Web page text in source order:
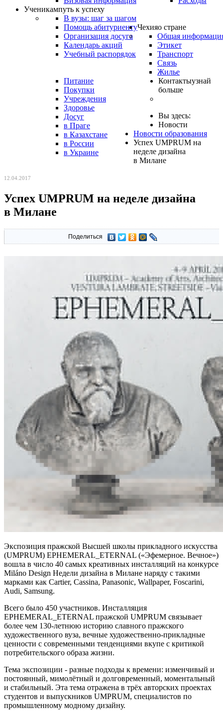
Ученикампуть к успеху
В вузы: шаг за шагом
Помощь абитуриенту
Организация досуга
Календарь акций
Учебный распорядок
Чехияо стране
Общая
Этикет
Транспорт
Связь
Жилье
Питание
Покупки
Учреждения
Здоровье
Досуг
Контактыузнай
больше
в Праге
в Казахстане
в России
в Украине
Вы здесь:
Новости
Новости образования
Успех UMPRUM на
неделе дизайна
в Милане
12.04.2017
Успех UMPRUM на неделе дизайна
в Милане
Поделиться
Экспозиция пражской Высшей школы прикладного искусства
(UMPRUM) EPHEMERAL_ETERNAL («Эфемерное. Вечное»)
вошла в число 40 самых креативных инсталляций на конкурсе
Miláno Design Недели дизайна в Милане наряду с такими
марками как Cartier, Cassina, Panasonic, Wallpaper, Foscarini,
Audi, Samsung.
Всего было 450 участников. Инсталляция
EPHEMERAL_ETERNAL пражской UMPRUM связывает
более чем 130-летнюю историю славного пражского
художественного вуза, вечные художественно-прикладные
ценности с современными тенденциями вкупе с критикой
потребительского образа жизни.
Тема экспозиции - разные подходы к времени: изменчивый и
постоянный, мимолётный и долговременный, моментальный
и стабильный. Эта тема отражена в трёх авторских проектах
студентов и выпускников UMPRUM, специалистов по
промышленному модному дизайну.